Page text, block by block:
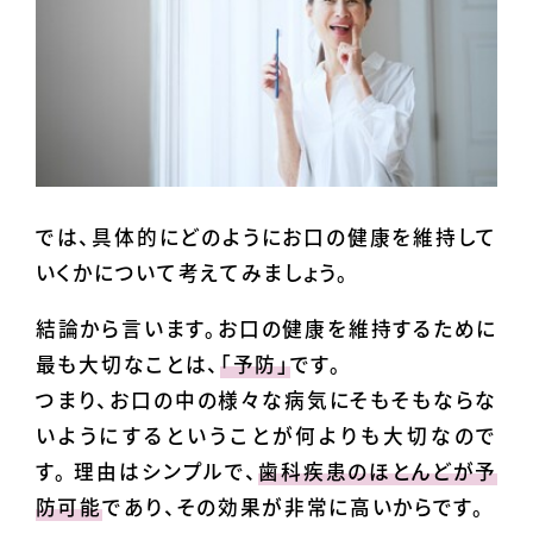
では、具体的にどのようにお口の健康を維持して
いくかについて考えてみましょう。
結論から言います。お口の健康を維持するために
最も大切なことは、 「予防」です。
つまり、お口の中の様々な病気にそもそもならな
いようにするということが何よりも大切なので
す。 理由はシンプルで、歯科疾患のほとんどが予
防可能であり、その効果が非常に高いからです。